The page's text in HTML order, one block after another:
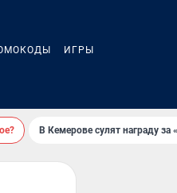
ИГРЫ
В Кемерове сулят награду за